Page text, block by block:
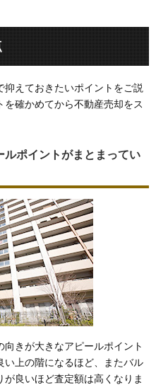
えておきたいポイントをご説
確かめてから不動産売却をス
ルポイントがまとまってい
きが大きなアピールポイント
い上の階になるほど、またバル
良いほど査定額は高くなりま